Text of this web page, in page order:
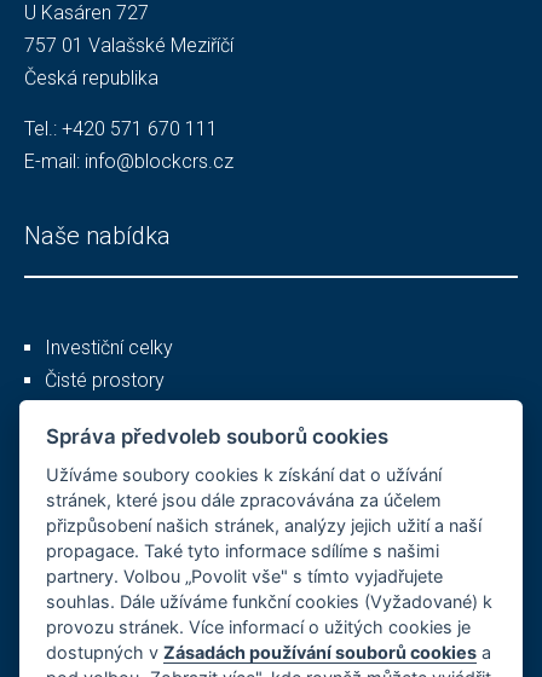
U Kasáren 727
757 01 Valašské Meziříčí
Česká republika
Tel.: +420 571 670 111
E-mail: info@blockcrs.cz
Naše nabídka
Investiční celky
Čisté prostory
Ostatní
O společnosti
Kariéra
Reference
Správa předvoleb souborů cookies
Užíváme soubory cookies k získání dat o užívání
stránek, které jsou dále zpracovávána za účelem
přizpůsobení našich stránek, analýzy jejich užití a naší
propagace. Také tyto informace sdílíme s našimi
partnery. Volbou „Povolit vše" s tímto vyjadřujete
souhlas. Dále užíváme funkční cookies (Vyžadované) k
provozu stránek. Více informací o užitých cookies je
dostupných vZásadách používání souborů cookies a